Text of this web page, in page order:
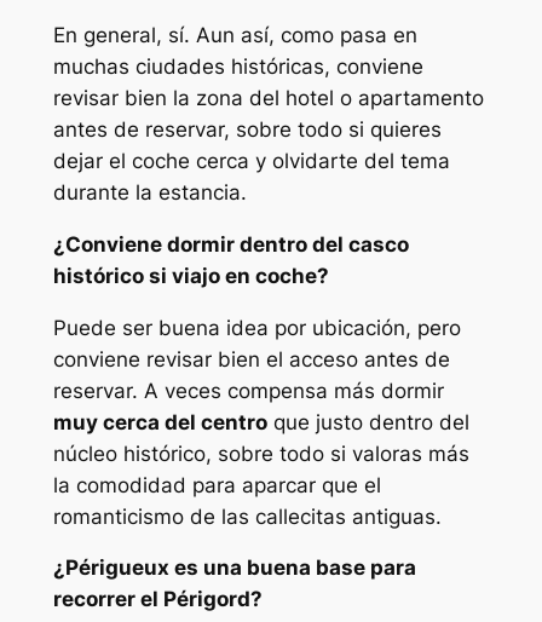
En general, sí. Aun así, como pasa en
muchas ciudades históricas, conviene
revisar bien la zona del hotel o apartamento
antes de reservar, sobre todo si quieres
dejar el coche cerca y olvidarte del tema
durante la estancia.
¿Conviene dormir dentro del casco
histórico si viajo en coche?
Puede ser buena idea por ubicación, pero
conviene revisar bien el acceso antes de
reservar. A veces compensa más dormir
muy cerca del centroque justo dentro del
núcleo histórico, sobre todo si valoras más
la comodidad para aparcar que el
romanticismo de las callecitas antiguas.
¿Périgueux es una buena base para
recorrer el Périgord?